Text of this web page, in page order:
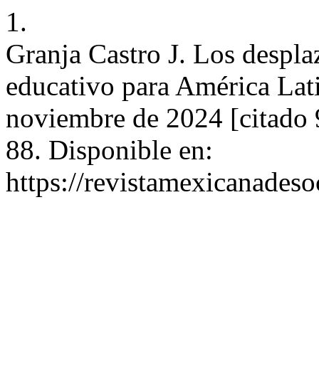
1.
Granja Castro J. Los
educativo para América
noviembre de 2024
88. Disponible en:
https://